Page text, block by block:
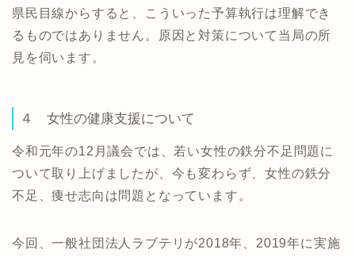
県民目線からすると、こういった予算執行は理解でき
るものではありません。原因と対策について当局の所
見を伺います。
４ 女性の健康支援について
令和元年の12月議会では、若い女性の鉄分不足問題に
ついて取り上げましたが、今も変わらず、女性の鉄分
不足、痩せ志向は問題となっています。
今回、一般社団法人ラブテリが2018年、2019年に実施